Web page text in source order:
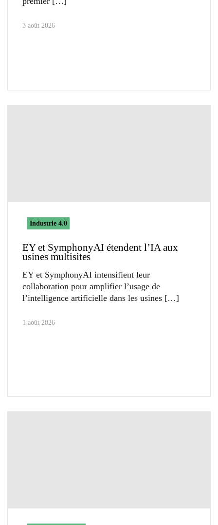
3 août 2026
Industrie 4.0
EY et SymphonyAI étendent l’IA aux
usines multisites
EY et SymphonyAI intensifient leur
collaboration pour amplifier l’usage de
l’intelligence artificielle dans les usines
1 août 2026